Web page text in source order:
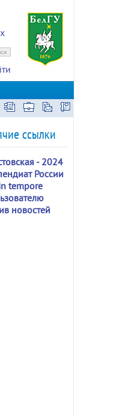
ссылки
- 2024
России
tempore
новостей